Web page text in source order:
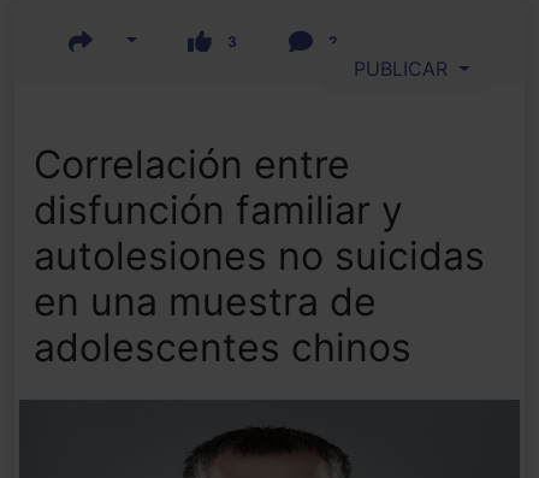
3 2
PUBLICAR
Correlación entre
disfunción familiar y
autolesiones no suicidas
en una muestra de
adolescentes chinos